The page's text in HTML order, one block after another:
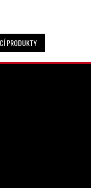
PRODUKTY